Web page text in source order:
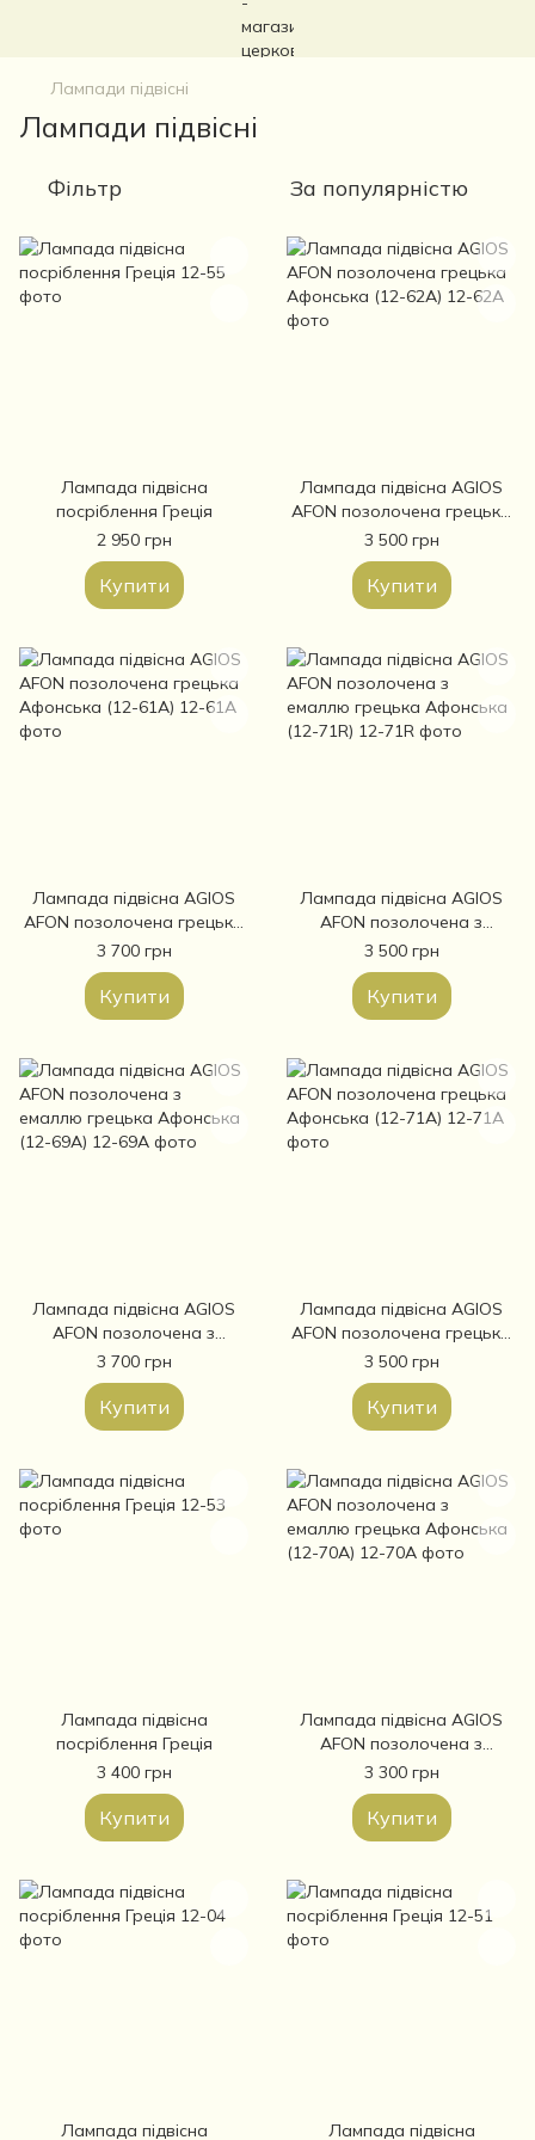
Лампади підвісні
Лампади підвісні
Фільтр За популярністю
Лампада підвісна
посріблення Греція
2 950 грн
Купити
Лампада підвісна AGIOS
AFON позолочена грецька
Афонська (12-62А)
3 500 грн
Купити
Лампада підвісна AGIOS
AFON позолочена грецька
Афонська (12-61А)
3 700 грн
Купити
Лампада підвісна AGIOS
AFON позолочена з
емаллю грецька Афонська
(12-71R)
3 500 грн
Купити
Лампада підвісна AGIOS
AFON позолочена з
емаллю грецька Афонська
(12-69А)
3 700 грн
Купити
Лампада підвісна AGIOS
AFON позолочена грецька
Афонська (12-71А)
3 500 грн
Купити
Лампада підвісна
посріблення Греція
3 400 грн
Купити
Лампада підвісна AGIOS
AFON позолочена з
емаллю грецька Афонська
(12-70А)
3 300 грн
Купити
Лампада підвісна Лампада підвісна